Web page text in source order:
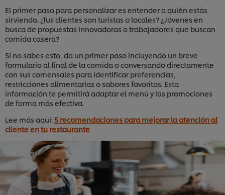
El primer paso para personalizar es entender a quién estás
sirviendo. ¿Tus clientes son turistas o locales? ¿Jóvenes en
busca de propuestas innovadoras o trabajadores que buscan
comida casera?
Si no sabes esto, da un primer paso incluyendo un breve
formulario al final de la comida o conversando directamente
con sus comensales para identificar preferencias,
restricciones alimentarias o sabores favoritos. Esta
información te permitirá adaptar el menú y las promociones
de forma más efectiva.
Lee más aquí: 5 recomendaciones para mejorar la atención al
cliente en tu restaurante